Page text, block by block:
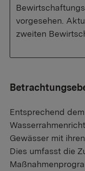
vorgesehen.
zweiten
Entsprechend
Gewässer mit
Dies umfasst die